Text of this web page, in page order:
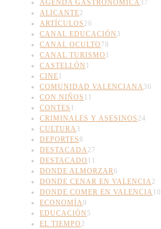
AGENDA GASTRONÓMICA 37
ALICANTE2
ARTÍCULOS 26
CANAL EDUCACIÓN 3
CANAL OCULTO 78
CANAL TURISMO 1
CASTELLÓN 1
CINE1
COMUNIDAD VALENCIANA 36
CON NIÑOS 11
CONTES 1
CRIMINALES Y ASESINOS 24
CULTURA 3
DEPORTES8
DESTACADA 27
DESTACADO 11
DONDE ALMORZAR6
DONDE CENAR EN VALENCIA 2
DONDE COMER EN VALENCIA 10
ECONOMÍA9
EDUCACIÓN 5
EL TIEMPO 2